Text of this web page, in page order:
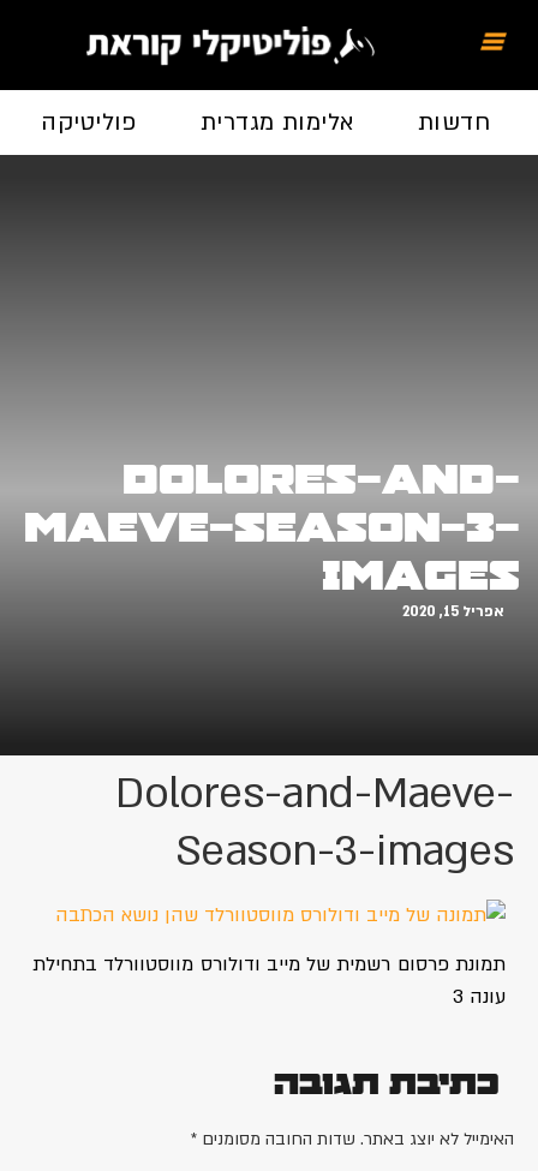
חדשות אלימות מגדרית פוליטיקה
Dolores-and-
Maeve-Season-3-
images
אפריל 15, 2020
Dolores-and-Maeve-
Season-3-images
תמונת פרסום רשמית של מייב ודולורס מווסטוורלד בתחילת
עונה 3
כתיבת תגובה
האימייל לא יוצג באתר. שדות החובה מסומנים *